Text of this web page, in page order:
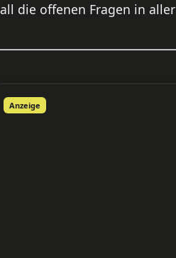
die offenen Fragen in aller
Anzeige